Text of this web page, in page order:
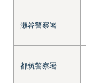
瀬谷警察署
都筑警察署